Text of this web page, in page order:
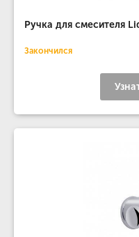
Ручка для смесителя
Закончился